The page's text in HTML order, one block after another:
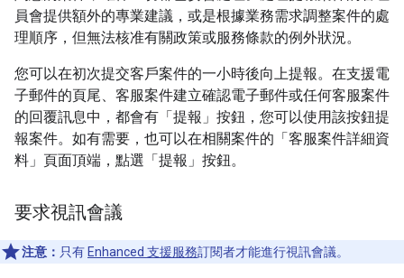
員會提供額外的專業建議，或是根據業務需求調整案件的處
理順序，但無法核准有關政策或服務條款的例外狀況。
您可以在初次提交客戶案件的一小時後向上提報。在支援電
子郵件的頁尾、客服案件建立確認電子郵件或任何客服案件
的回覆訊息中，都會有「提報」按鈕，您可以使用該按鈕提
報案件。如有需要，也可以在相關案件的「客服案件詳細資
料」頁面頂端，點選「提報」按鈕。
要求視訊會議
注意： 只有 Enhanced 支援服務訂閱者才能進行視訊會議。